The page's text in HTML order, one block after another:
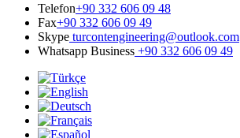
Telefon+90 332 606 09 48
Fax+90 332 606 09 49
Skype turcontengineering@outlook.com
Whatsapp Business +90 332 606 09 49